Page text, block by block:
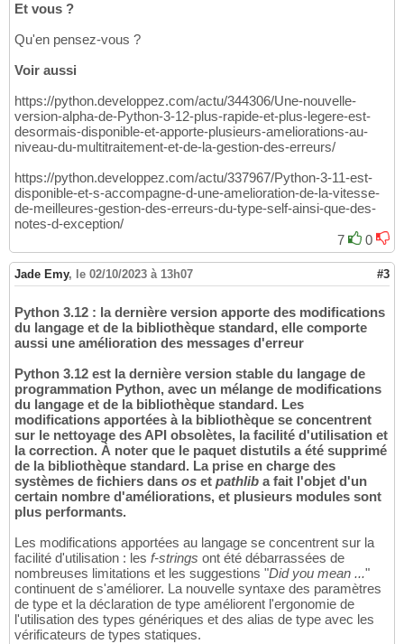
Et vous ?
Qu'en pensez-vous ?
Voir aussi
https://python.developpez.com/actu/344306/Une-nouvelle-
version-alpha-de-Python-3-12-plus-rapide-et-plus-legere-est-
desormais-disponible-et-apporte-plusieurs-ameliorations-au-
niveau-du-multitraitement-et-de-la-gestion-des-erreurs/
https://python.developpez.com/actu/337967/Python-3-11-est-
disponible-et-s-accompagne-d-une-amelioration-de-la-vitesse-
de-meilleures-gestion-des-erreurs-du-type-self-ainsi-que-des-
notes-d-exception/
7
0
Jade Emy, le 02/10/2023 à 13h07 #3
Python 3.12 : la dernière version apporte des modifications
du langage et de la bibliothèque standard, elle comporte
aussi une amélioration des messages d'erreur
Python 3.12 est la dernière version stable du langage de
programmation Python, avec un mélange de modifications
du langage et de la bibliothèque standard. Les
modifications apportées à la bibliothèque se concentrent
sur le nettoyage des API obsolètes, la facilité d'utilisation et
la correction. À noter que le paquet distutils a été supprimé
de la bibliothèque standard. La prise en charge des
systèmes de fichiers dans os et pathlib a fait l'objet d'un
certain nombre d'améliorations, et plusieurs modules sont
plus performants.
Les modifications apportées au langage se concentrent sur la
facilité d'utilisation : les f-strings ont été débarrassées de
nombreuses limitations et les suggestions "Did you mean ..."
continuent de s'améliorer. La nouvelle syntaxe des paramètres
de type et la déclaration de type améliorent l'ergonomie de
l'utilisation des types génériques et des alias de type avec les
vérificateurs de types statiques.